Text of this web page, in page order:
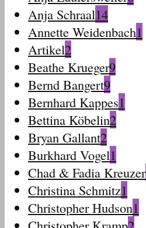
Anja Schraal14
Annette Weidenbach1
Artikel2
Beathe Krueger9
Bernd Bangert9
Bernhard Kappes1
Bettina Köbelin2
Bryan Gallant2
Burkhard Vogel1
Chad & Fadia Kreuzer
Christina Schmitz1
Christopher Hudson1